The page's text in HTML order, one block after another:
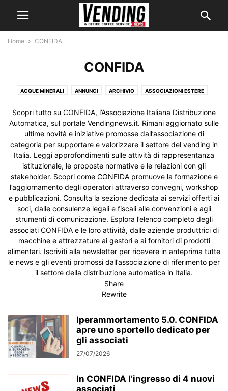
Home CONFIDA
CONFIDA
ACQUE MINERALI ANNUNCI ARCHIVIO ASSOCIAZIONI ESTERE
ATTREZZATURE PER LA PULIZIA ATTUALITÀ ESTERO ATTUALITÀ ITALIA
CAFFÈ CENTRI ASSISTENZA COMPONENTI E RICAMBI
CONFIDA CONOSCI IL VENDING? CONTATTI DATI DI SETTORE
DEPURAZIONE E FILTRAZIONE DELL'ACQUA DISTRIBUTORI AUTOMATICI
EVA FORUM HORECA HORECATV HOST 2019 HOST 2021
I NOSTRI SERVIZI I NOSTRI SITI IL VENDING
INDAGINI E RICERCHE ITALIA L'ESPERTO RISPONDE LINK SUGGERITI
MACCHINE CAMBIAMONETE MACCHINE CONTAMONETE
MACCHINE OCS MEDIA GALLERY MONOUSO NEGOZI AUTOMATICI
NORME E LEGGI NOTIZIE DAL MONDO
PIANETA OCS PREMIUM PRODUTTORI E RIVENDITORI
PRODUZIONE E ALLESTIMENTO STRUTTURE
PRODUZIONE SNACK DOLCI E SALATI PROMO RICAMBI E ASSISTENZA
SHOP 24 SIGEP 2025 SISTEMI CONTROLLO REMOTO
SISTEMI DI DECONTO SISTEMI DI PAGAMENTO SITI AMICI
SOCIETÀ DI GESTIONE SOCIETÀ DI SERVIZI
SOCIETÀ DI SVILUPPO E MARKETING
TECNOLOGIA TORREFAZIONI TRANSPALLET E MULETTI
Scopri tutto su CONFIDA, l’Associazione Italiana Distribuzione
Automatica, sul portale Vendingnews.it. Rimani aggiornato sulle
ultime novità e iniziative promosse dall’associazione di
categoria per supportare e valorizzare il settore del vending in
Italia. Leggi approfondimenti sulle attività di rappresentanza
istituzionale, le proposte normative e le relazioni con gli
stakeholder. Scopri come CONFIDA promuove la formazione e
l’aggiornamento degli operatori attraverso convegni, workshop
e pubblicazioni. Consulta la sezione dedicata ai servizi offerti ai
soci, dalle consulenze legali e fiscali alle convenzioni e agli
strumenti di comunicazione. Esplora l’elenco completo degli
associati CONFIDA e le loro attività, dalle aziende produttrici di
macchine e attrezzature ai gestori e ai fornitori di prodotti
alimentari. Iscriviti alla newsletter per ricevere in anteprima tutte
le news e gli eventi promossi dall’associazione di riferimento per
il settore della distribuzione automatica in Italia.
Share
Rewrite
Iperammortamento 5.0. CONFIDA
apre uno sportello dedicato per
gli associati
27/07/2026
In CONFIDA l’ingresso di 4 nuovi
associati